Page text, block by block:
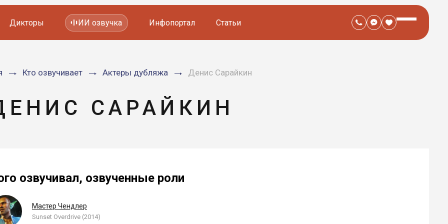
Мультфильмов
Дикторы ИИ озвучка Инфопортал Статьи
Кто озвучивает Актеры дубляжа Денис Сарайкин
САРАЙКИН
озвучивал, озвученные роли
Мастер Чендлер
Sunset Overdrive (2014)